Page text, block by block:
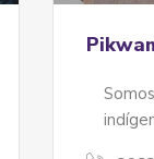
A toda
A
que